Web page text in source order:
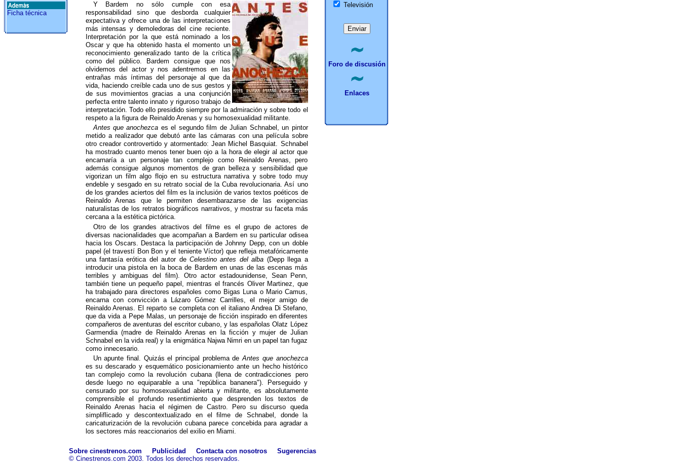
Ficha técnica
Y Bardem no sólo cumple con esa
responsabilidad sino que desborda cualquier
expectativa y ofrece una de las interpretaciones
más intensas y demoledoras del cine reciente.
Interpretación por la que está nominado a los
Oscar y que ha obtenido hasta el momento un
reconocimiento generalizado tanto de la crítica
como del público. Bardem consigue que nos
olvidemos del actor y nos adentremos en las
entrañas más íntimas del personaje al que da
vida, haciendo creíble cada uno de sus gestos y
de sus movimientos gracias a una conjunción
perfecta entre talento innato y riguroso trabajo de
interpretación. Todo ello presidido siempre por la admiración y sobre todo el
respeto a la figura de Reinaldo Arenas y su homosexualidad militante.
Antes que anochezca es el segundo film de Julian Schnabel, un pintor
metido a realizador que debutó ante las cámaras con una película sobre
otro creador controvertido y atormentado: Jean Michel Basquiat. Schnabel
ha mostrado cuanto menos tener buen ojo a la hora de elegir al actor que
encarnaría a un personaje tan complejo como Reinaldo Arenas, pero
además consigue algunos momentos de gran belleza y sensibilidad que
vigorizan un film algo flojo en su estructura narrativa y sobre todo muy
endeble y sesgado en su retrato social de la Cuba revolucionaria. Así uno
de los grandes aciertos del film es la inclusión de varios textos poéticos de
Reinaldo Arenas que le permiten desembarazarse de las exigencias
naturalistas de los retratos biográficos narrativos, y mostrar su faceta más
cercana a la estética pictórica.
Otro de los grandes atractivos del filme es el grupo de actores de
diversas nacionalidades que acompañan a Bardem en su particular odisea
hacia los Oscars. Destaca la participación de Johnny Depp, con un doble
papel (el travestí Bon Bon y el teniente Víctor) que refleja metafóricamente
una fantasía erótica del autor de Celestino antes del alba (Depp llega a
introducir una pistola en la boca de Bardem en unas de las escenas más
terribles y ambiguas del film). Otro actor estadounidense, Sean Penn,
también tiene un pequeño papel, mientras el francés Oliver Martinez, que
ha trabajado para directores españoles como Bigas Luna o Mario Camus,
encarna con convicción a Lázaro Gómez Carrilles, el mejor amigo de
Reinaldo Arenas. El reparto se completa con el italiano Andrea Di Stefano,
que da vida a Pepe Malas, un personaje de ficción inspirado en diferentes
compañeros de aventuras del escritor cubano, y las españolas Olatz López
Garmendia (madre de Reinaldo Arenas en la ficción y mujer de Julian
Schnabel en la vida real) y la enigmática Najwa Nimri en un papel tan fugaz
como innecesario.
Un apunte final. Quizás el principal problema deAntes que anochezca
es su descarado y esquemático posicionamiento ante un hecho histórico
tan complejo como la revolución cubana (llena de contradicciones pero
desde luego no equiparable a una "república bananera"). Perseguido y
censurado por su homosexualidad abierta y militante, es absolutamente
comprensible el profundo resentimiento que desprenden los textos de
Reinaldo Arenas hacia el régimen de Castro. Pero su discurso queda
simpliflicado y descontextualizado en el filme de Schnabel, donde la
caricaturización de la revolución cubana parece concebida para agradar a
los sectores más reaccionarios del exilio en Miami.
Televisión
Foro de discusión
Enlaces
Sobre cinestrenos.com Publicidad Contacta con nosotros
Sugerencias
© Cinestrenos.com 2003. Todos los derechos reservados.